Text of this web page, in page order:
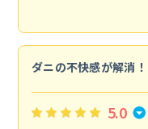
ダニの不快感が解消！
5.0